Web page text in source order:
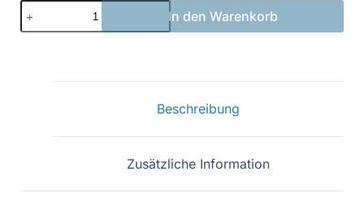
Meerjungfrau
01
In den Warenkorb
Beschreibung
Zusätzliche Information